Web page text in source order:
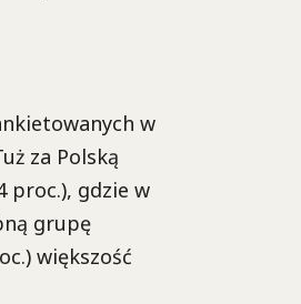
w
za Polską
proc.), gdzie w
grupę
większość